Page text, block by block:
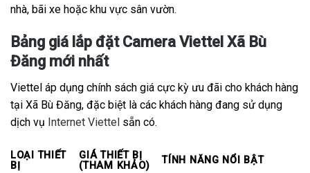
nhà, bãi xe hoặc khu vực sân vườn.
Bảng giá lắp đặt Camera Viettel Xã Bù
Đăng mới nhất
Viettel áp dụng chính sách giá cực kỳ ưu đãi cho khách hàng
tại Xã Bù Đăng, đặc biệt là các khách hàng đang sử dụng
dịch vụ Internet Viettel sẵn có.
LOẠI THIẾT
BỊ
GIÁ THIẾT BỊ
(THAM KHẢO)
TÍNH NĂNG NỔI BẬT